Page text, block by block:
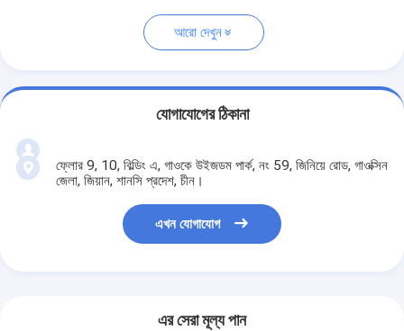
আরো দেখুন
যোগাযোগের ঠিকানা
ফ্লোর 9, 10, বিল্ডিং এ, গাওকে উইজডম পার্ক, নং 59, জিনিয়ে রোড, গাওক্সিন
জেলা, জিয়ান, শানসি প্রদেশ, চীন।
এখন যোগাযোগ
এর সেরা মূল্য পান